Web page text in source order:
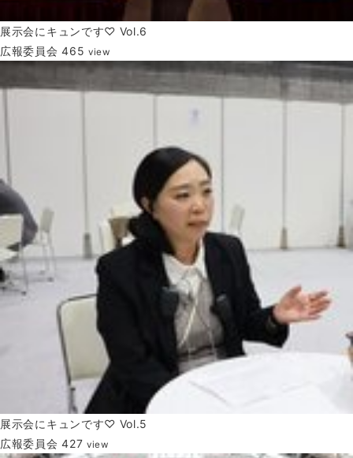
展示会にキュンです♡ Vol.6
広報委員会 465 view
展示会にキュンです♡ Vol.5
広報委員会 427 view